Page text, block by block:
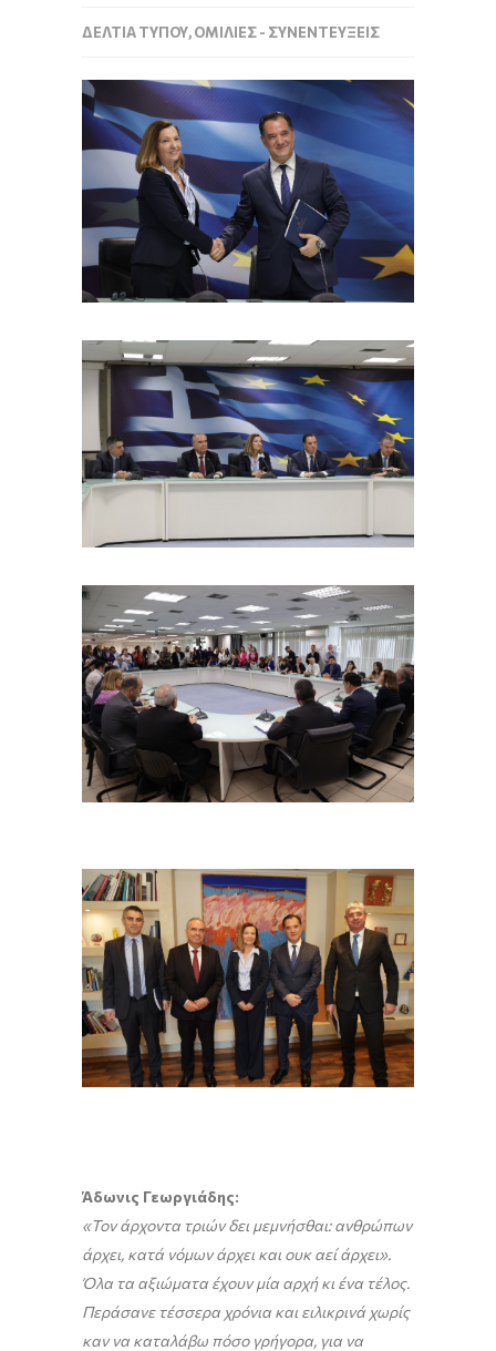
ΔΕΛΤΊΑ ΤΎΠΟΥ,ΟΜΙΛΊΕΣ - ΣΥΝΕΝΤΕΎΞΕΙΣ
Άδωνις Γεωργιάδης:
«Τον άρχοντα τριών δει μεμνήσθαι: ανθρώπων
άρχει, κατά νόμων άρχει και ουκ αεί άρχει».
Όλα τα αξιώματα έχουν μία αρχή κι ένα τέλος.
Περάσανε τέσσερα χρόνια και ειλικρινά χωρίς
καν να καταλάβω πόσο γρήγορα, για να